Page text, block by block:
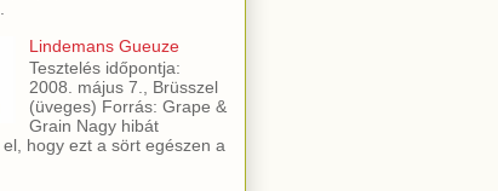
Lindemans Gueuze
Tesztelés időpontja:
2008. május 7., Brüsszel
(üveges) Forrás: Grape &
Grain Nagy hibát
el, hogy ezt a sört egészen a